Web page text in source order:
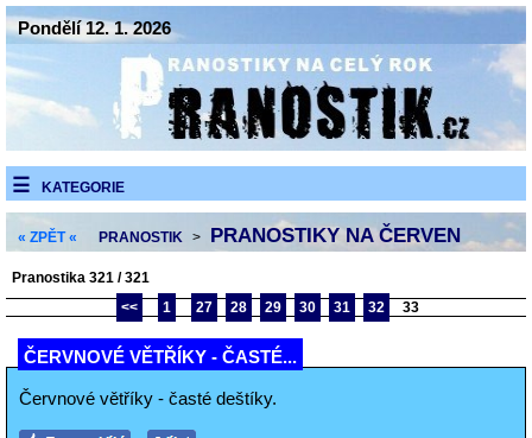
Pondělí 12. 1. 2026
KATEGORIE
« ZPĚT « PRANOSTIK > PRANOSTIKY NA ČERVEN
Pranostika 321 / 321
<<
1 27 28 29 30 31 32 33
ČERVNOVÉ VĚTŘÍKY - ČASTÉ...
Červnové větříky - časté deštíky.